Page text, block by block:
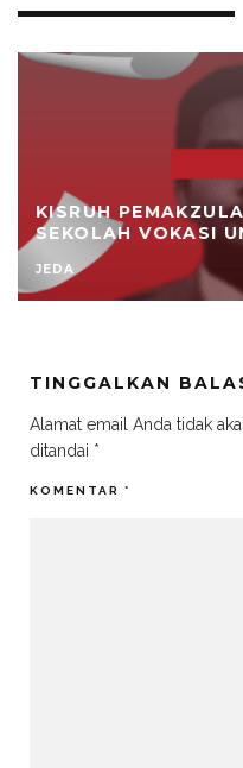
KISRUH
SEKOLAH VOKASI
JEDA
TINGGALKAN
Alamat email Anda tidak
ditandai *
KOMENTAR *